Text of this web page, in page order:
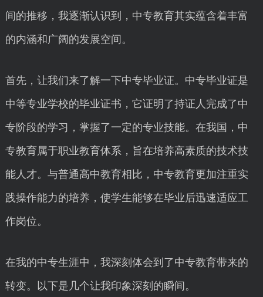
间的推移，我逐渐认识到，中专教育其实蕴含着丰富
的内涵和广阔的发展空间。
首先，让我们来了解一下中专毕业证。中专毕业证是
中等专业学校的毕业证书，它证明了持证人完成了中
专阶段的学习，掌握了一定的专业技能。在我国，中
专教育属于职业教育体系，旨在培养高素质的技术技
能人才。与普通高中教育相比，中专教育更加注重实
践操作能力的培养，使学生能够在毕业后迅速适应工
作岗位。
在我的中专生涯中，我深刻体会到了中专教育带来的
转变。以下是几个让我印象深刻的瞬间。